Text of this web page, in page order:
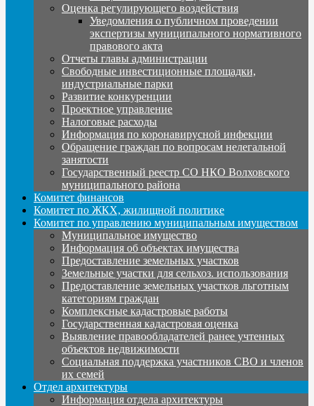
Оценка регулирующего воздействия
Уведомления о публичном проведении
экспертизы муниципального нормативного
правового акта
Отчеты главы администрации
Свободные инвестиционные площадки,
индустриальные парки
Развитие конкуренции
Проектное управление
Налоговые расходы
Информация по коронавирусной инфекции
Обращение граждан по вопросам нелегальной
занятости
Государственный реестр СО НКО Волховского
муниципального района
Комитет финансов
Комитет по ЖКХ, жилищной политике
Комитет по управлению муниципальным имуществом
Муниципальное имущество
Информация об объектах имущества
Предоставление земельных участков
Земельные участки для сельхоз. использования
Предоставление земельных участков льготным
категориям граждан
Комплексные кадастровые работы
Государственная кадастровая оценка
Выявление правообладателей ранее учтенных
объектов недвижимости
Социальная поддержка участников СВО и членов
их семей
Отдел архитектуры
Информация отдела архитектуры